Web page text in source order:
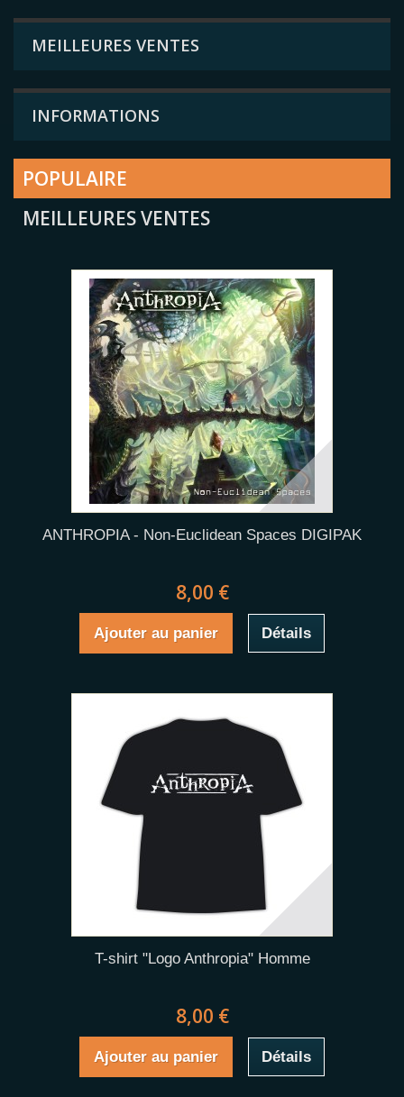
MEILLEURES VENTES
INFORMATIONS
POPULAIRE
MEILLEURES VENTES
ANTHROPIA - Non-Euclidean Spaces DIGIPAK
8,00 €
Ajouter au panier Détails
T-shirt "Logo Anthropia" Homme
8,00 €
Ajouter au panier Détails